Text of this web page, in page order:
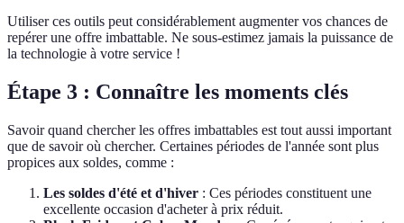
Utiliser ces outils peut considérablement augmenter vos chances de
repérer une offre imbattable. Ne sous-estimez jamais la puissance de
la technologie à votre service !
Étape 3 : Connaître les moments clés
Savoir quand chercher les offres imbattables est tout aussi important
que de savoir où chercher. Certaines périodes de l'année sont plus
propices aux soldes, comme :
Les soldes d'été et d'hiver : Ces périodes constituent une
excellente occasion d'acheter à prix réduit.